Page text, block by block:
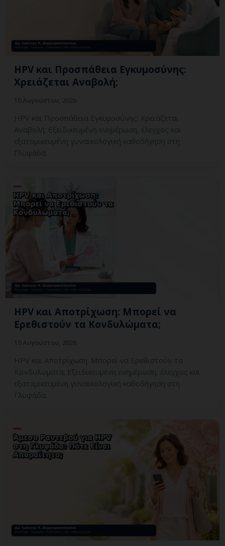
HPV και Προσπάθεια Εγκυμοσύνης:
Χρειάζεται Αναβολή;
HPV και Προσπάθεια Εγκυμοσύνης: Χρειάζεται
Αναβολή; Εξειδικευμένη ενημέρωση, έλεγχος και
εξατομικευμένη γυναικολογική καθοδήγηση στη
Γλυφάδα.
HPV και Αποτρίχωση: Μπορεί να
Ερεθιστούν τα Κονδυλώματα;
HPV και Αποτρίχωση: Μπορεί να Ερεθιστούν τα
Κονδυλώματα; Εξειδικευμένη ενημέρωση, έλεγχος και
εξατομικευμένη γυναικολογική καθοδήγηση στη
Γλυφάδα.